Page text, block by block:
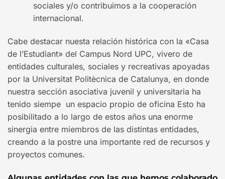
sociales y/o contribuimos a la cooperación
internacional.
Cabe destacar nuesta relación histórica con la «Casa
de l’Estudiant» del Campus Nord UPC, vivero de
entidades culturales, sociales y recreativas apoyadas
por la Universitat Politècnica de Catalunya, en donde
nuestra sección asociativa juvenil y universitaria ha
tenido siempe un espacio propio de oficina Esto ha
posibilitado a lo largo de estos años una enorme
sinergia entre miembros de las distintas entidades,
creando a la postre una importante red de recursos y
proyectos comunes.